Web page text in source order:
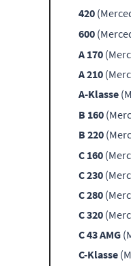
420
600
A 170
A 210
A-Klasse
B 160
B 220
C 160
C 230
C 280
C 320
C 43 AMG
C-Klasse